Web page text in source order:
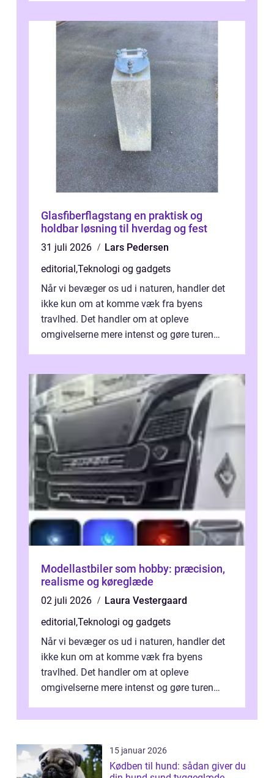
Glasfiberflagstang en praktisk og
holdbar løsning til hverdag og fest
31 juli 2026
Lars Pedersen
editorial ,Teknologi og gadgets
Når vi bevæger os ud i naturen, handler det
ikke kun om at komme væk fra byens
travlhed. Det handler om at opleve
omgivelserne mere intenst og gøre turen
Modellastbiler som hobby: præcision,
realisme og køreglæde
02 juli 2026
Laura Vestergaard
editorial ,Teknologi og gadgets
Når vi bevæger os ud i naturen, handler det
ikke kun om at komme væk fra byens
travlhed. Det handler om at opleve
omgivelserne mere intenst og gøre turen
15 januar 2026
Kødben til hund: sådan giver du